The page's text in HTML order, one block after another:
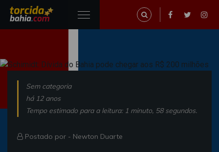
Sem categoria
há 12 anos
Tempo estimado para a leitura: 1 minuto, 58 segundos.
Postado por - Newton Duarte